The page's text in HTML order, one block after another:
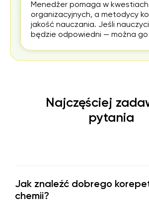
Menedżer pomaga w kwestiach
organizacyjnych, a metodycy
jakość nauczania. Jeśli
będzie odpowiedni — można go
Najczęściej
pytania
Jak znaleźć dobrego
chemii?